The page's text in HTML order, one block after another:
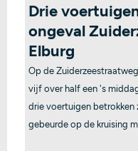
Drie
ongeval
Elburg
Op de
vijf over half een 's
drie voertuigen
gebeurde op de kruising